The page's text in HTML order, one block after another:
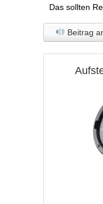
Das sollten
Beitrag